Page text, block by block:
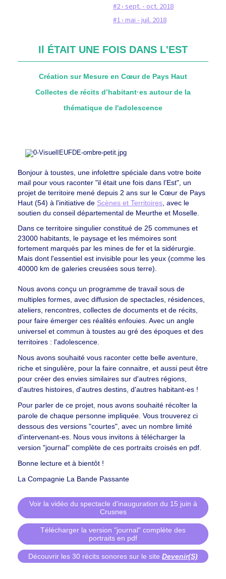
#2 › sept. - oct. 2018
#1 › mai - juil. 2018
Il ÉTAIT UNE FOIS DANS L'EST
Création sur Mesure en Cœur de Pays Haut
Collectes de récits d’habitant·es autour de la
thématique de l'adolescence
Bonjour à toustes, une infolettre spéciale dans votre boite
mail pour vous raconter "il était une fois dans l’Est", un
projet de territoire mené depuis 2 ans sur le Cœur de Pays
Haut (54) à l'initiative de Scènes et Territoires , avec le
soutien du conseil départemental de Meurthe et Moselle.
Dans ce territoire singulier constitué de 25 communes et
23000 habitants, le paysage et les mémoires sont
fortement marqués par les mines de fer et la sidérurgie.
Mais dont l'essentiel est invisible pour les yeux (comme les
40000 km de galeries creusées sous terre).
Nous avons conçu un programme de travail sous de
multiples formes, avec diffusion de spectacles, résidences,
ateliers, rencontres, collectes de documents et de récits,
pour faire émerger ces réalités enfouies. Avec un angle
universel et commun à toustes au gré des époques et des
territoires : l'adolescence.
Nous avons souhaité vous raconter cette belle aventure,
riche et singulière, pour la faire connaitre, et aussi peut être
pour créer des envies similaires sur d'autres régions,
d'autres histoires, d'autres destins, d'autres habitant-es !
Pour parler de ce projet, nous avons souhaité récolter la
parole de chaque personne impliquée. Vous trouverez ci
dessous des versions "courtes", avec un nombre limité
d'intervenant-es. Nous vous invitons à télécharger la
version "journal" complète de ces portraits croisés en pdf.
Bonne lecture et à bientôt !
La Compagnie La Bande Passante
Voir la vidéo du spectacle d'inauguration du 15 juin à
Crusnes
Télécharger la version "journal" complète des
portraits en pdf
Découvrir les 30 récits sonores sur le site Devenir(S)